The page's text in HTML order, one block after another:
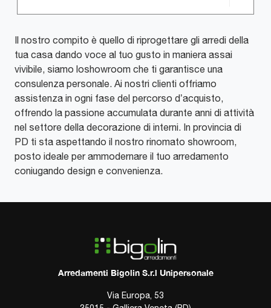
Il nostro compito è quello di riprogettare gli arredi della
tua casa dando voce al tuo gusto in maniera assai
vivibile, siamo loshowroom che ti garantisce una
consulenza personale. Ai nostri clienti offriamo
assistenza in ogni fase del percorso d’acquisto,
offrendo la passione accumulata durante anni di attività
nel settore della decorazione di interni. In provincia di
PD ti sta aspettando il nostro rinomato showroom,
posto ideale per ammodernare il tuo arredamento
coniugando design e convenienza.
Arredamenti Bigolin S.r.l Unipersonale
Via Europa, 53